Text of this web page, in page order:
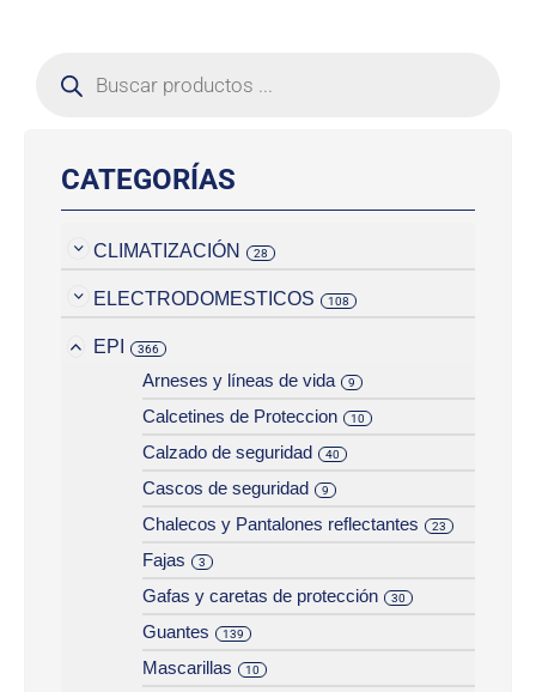
CATEGORÍAS
CLIMATIZACIÓN 28
ELECTRODOMESTICOS 108
EPI 366
Arneses y líneas de vida 9
Calcetines de Proteccion 10
Calzado de seguridad 40
Cascos de seguridad 9
Chalecos y Pantalones reflectantes 23
Fajas 3
Gafas y caretas de protección 30
Guantes 139
Mascarillas 10